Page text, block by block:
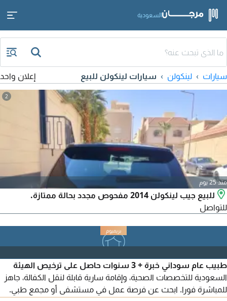
السعودية
سيارات لينكولن سيارات لينكولن للبيع إعلان واحد
2
منذ 25 يوم
للبيع جيب لينكولن 2014 مفحوص مجدد بحالة ممتازة.
للتواصل
طبيب عام سوداني خبرة + 3 سنوات حاصل على ترخيص الهيئة
السعودية للتخصصات الصحية، وإقامة سارية قابلة لنقل الكفالة، جاهز
للمباشرة فورا. ابحث عن فرصة عمل في مستشفى أو مجمع طبي.